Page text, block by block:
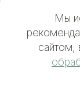
Мы
сайтом,